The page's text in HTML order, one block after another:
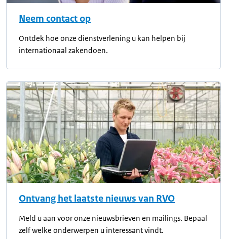
Neem contact op
Ontdek hoe onze dienstverlening u kan helpen bij
internationaal zakendoen.
Ontvang het laatste nieuws van RVO
Meld u aan voor onze nieuwsbrieven en mailings. Bepaal
zelf welke onderwerpen u interessant vindt.